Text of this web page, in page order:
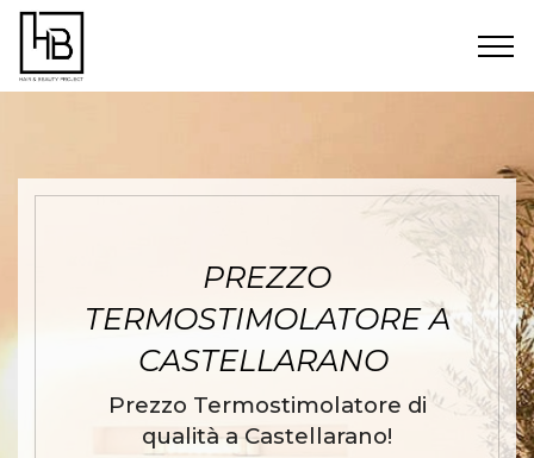
PREZZO
TERMOSTIMOLATORE A
CASTELLARANO
Prezzo Termostimolatore di
qualità a Castellarano!